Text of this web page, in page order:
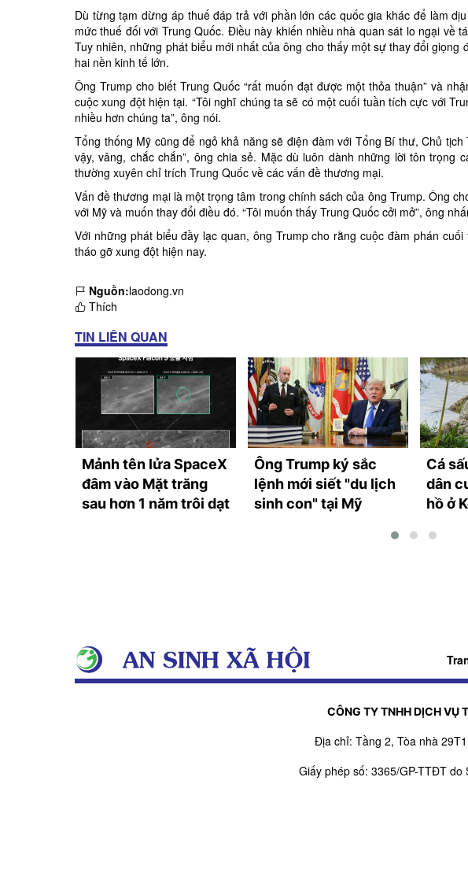
Dù từng tạm dừng áp thuế đáp trả với phần lớn các quốc gia khác để làm
mức thuế đối với Trung Quốc. Điều này khiến nhiều nhà quan sát lo ngại về
Tuy nhiên, những phát biểu mới nhất của ông cho thấy một sự thay đổi
hai nền kinh tế lớn.
Ông Trump cho biết Trung Quốc “rất muốn đạt được một thỏa thuận” và
cuộc xung đột hiện tại. “Tôi nghĩ chúng ta sẽ có một cuối tuần tích cực với
nhiều hơn chúng ta”, ông nói.
Tổng thống Mỹ cũng để ngỏ khả năng sẽ điện đàm với Tổng Bí thư, Chủ
vậy, vâng, chắc chắn”, ông chia sẻ. Mặc dù luôn dành những lời tôn trọng
thường xuyên chỉ trích Trung Quốc về các vấn đề thương mại.
Vấn đề thương mại là một trọng tâm trong chính sách của ông Trump. Ông
với Mỹ và muốn thay đổi điều đó. “Tôi muốn thấy Trung Quốc cởi mở”, ông
Với những phát biểu đầy lạc quan, ông Trump cho rằng cuộc đàm phán
tháo gỡ xung đột hiện nay.
Nguồn:laodong.vn
Thích
TIN LIÊN QUAN
Mảnh tên lửa SpaceX
đâm vào Mặt trăng
sau hơn 1 năm trôi dạt
Ông Trump ký sắc
lệnh mới siết "du lịch
sinh con" tại Mỹ
Cá
dân
hồ ở
CÔNG TY TNHH DỊCH VỤ
Địa chỉ: Tầng 2, Tòa nhà
Giấy phép số: 3365/GP-TTĐT